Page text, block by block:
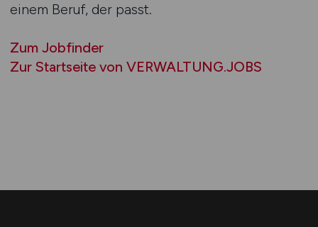
einem Beruf, der passt.
Zum Jobfinder
Zur Startseite von VERWALTUNG.JOBS